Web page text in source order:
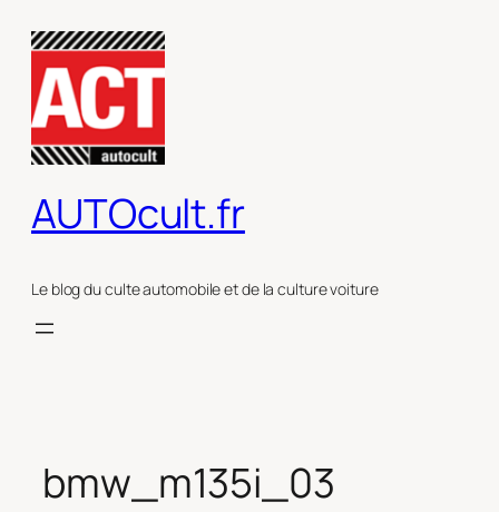
contenu
AUTOcult.fr
Le blog du culte automobile et de la culture voiture
bmw_m135i_03